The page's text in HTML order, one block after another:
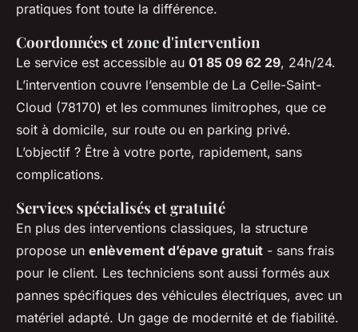
pratiques font toute la différence.
Coordonnées et zone d'intervention
Le service est accessible au 01 85 09 62 29, 24h/24.
L’intervention couvre l’ensemble de La Celle-Saint-
Cloud (78170) et les communes limitrophes, que ce
soit à domicile, sur route ou en parking privé.
L’objectif ? Être à votre porte, rapidement, sans
complications.
Services spécialisés et gratuité
En plus des interventions classiques, la structure
propose un enlèvement d’épave gratuit - sans frais
pour le client. Les techniciens sont aussi formés aux
pannes spécifiques des véhicules électriques, avec un
matériel adapté. Un gage de modernité et de fiabilité.